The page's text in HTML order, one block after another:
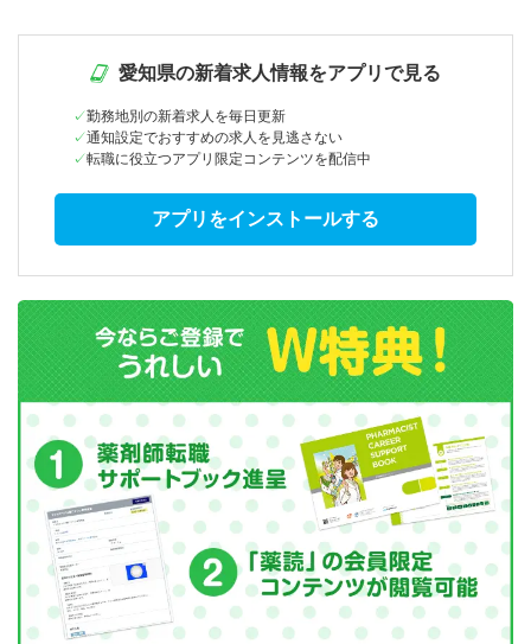
愛知県の新着求人情報をアプリで見る
勤務地別の新着求人を毎日更新
通知設定でおすすめの求人を見逃さない
転職に役立つアプリ限定コンテンツを配信中
アプリをインストールする